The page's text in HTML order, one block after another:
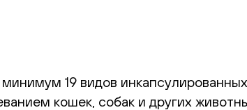
19 видов
кошек, собак и других